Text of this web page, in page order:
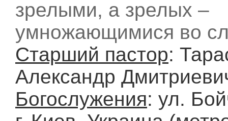
зрелыми, а зрелых –
умножающимися во
Старший пастор:
Александр
Богослужения: ул.